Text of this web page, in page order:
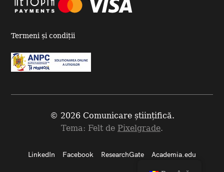
Termeni și condiții
LinkedIn Facebook ResearchGate Academia.edu
© 2026 Comunicare științifică.
Tema: Felt de Pixelgrade.